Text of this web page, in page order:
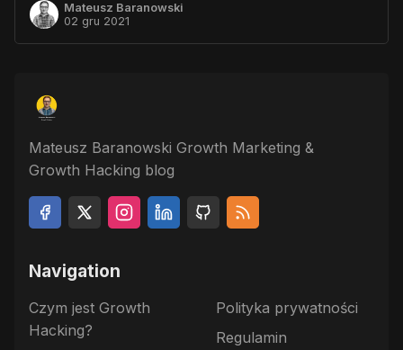
Mateusz Baranowski
02 gru 2021
Mateusz Baranowski Growth Marketing &
Growth Hacking blog
Navigation
Czym jest Growth
Hacking?
Polityka prywatności
Regulamin